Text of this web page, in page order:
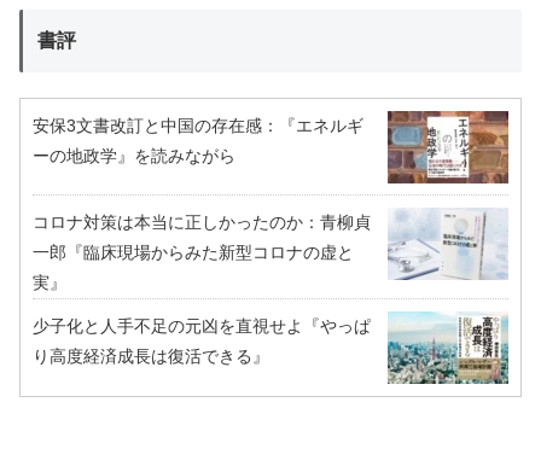
書評
安保3文書改訂と中国の存在感：『エネルギ
ーの地政学』を読みながら
コロナ対策は本当に正しかったのか：青柳貞
一郎『臨床現場からみた新型コロナの虚と
実』
少子化と人手不足の元凶を直視せよ『やっぱ
り高度経済成長は復活できる』